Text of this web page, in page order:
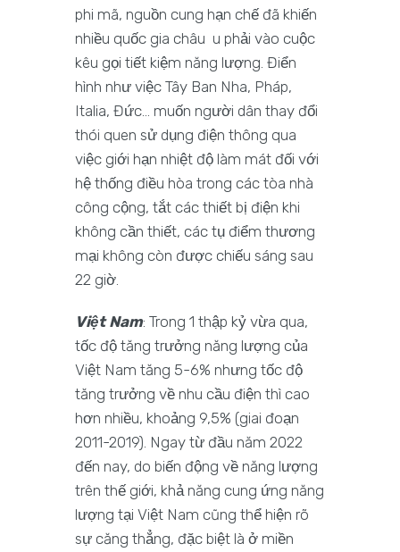
phi mã, nguồn cung hạn chế đã khiến
nhiều quốc gia châu u phải vào cuộc
kêu gọi tiết kiệm năng lượng. Điển
hình như việc Tây Ban Nha, Pháp,
Italia, Đức… muốn người dân thay đổi
thói quen sử dụng điện thông qua
việc giới hạn nhiệt độ làm mát đối với
hệ thống điều hòa trong các tòa nhà
công cộng, tắt các thiết bị điện khi
không cần thiết, các tụ điểm thương
mại không còn được chiếu sáng sau
22 giờ.
Việt Nam: Trong 1 thập kỷ vừa qua,
tốc độ tăng trưởng năng lượng của
Việt Nam tăng 5-6% nhưng tốc độ
tăng trưởng về nhu cầu điện thì cao
hơn nhiều, khoảng 9,5% (giai đoạn
2011-2019). Ngay từ đầu năm 2022
đến nay, do biến động về năng lượng
trên thế giới, khả năng cung ứng năng
lượng tại Việt Nam cũng thể hiện rõ
sự căng thẳng, đặc biệt là ở miền